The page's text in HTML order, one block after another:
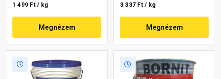
1 499 Ft / kg
Megnézem
3 337 Ft / kg
Megnézem